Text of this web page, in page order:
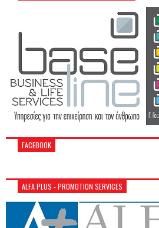
FACEBOOK
ALFA PLUS - PROMOTION SERVICES